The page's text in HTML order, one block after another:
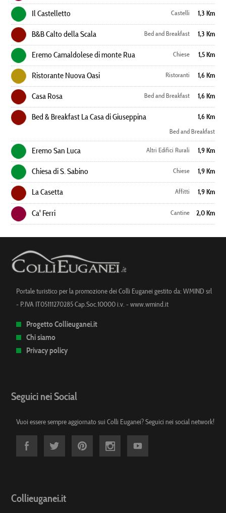
Il Castelletto 1,3 Km
Castelli
B&B Calto della Scala 1,3 Km
Bed and Breakfast
Eremo Camaldolese di monte Rua 1,5 Km
Chiese
Ristorante Nuova Oasi 1,6 Km
Ristoranti
Casa Rosa 1,6 Km
Bed and Breakfast
Bed & Breakfast La Casa di Giuseppina 1,6 Km
Bed and Breakfast
Eremo San Luca 1,9 Km
Altri Edifici Rurali
Chiesa di S. Sabino 1,9 Km
Chiese
La Casetta 1,9 Km
Affitti
Ca' Ferri 2,0 Km
Cantine
Portale turistico per la promozione dei Colli Euganei gestito da: WMIND srl
- P.IVA IT05111270285 Cap.Soc.10000 i.v. -www.wmind.it
Progetto Collieuganei.it
Chi siamo
Privacy policy
Seguici nei Social
Vuoi essere sempre aggiornato sui Colli Euganei? Seguici nei social network!
Collieuganei.it